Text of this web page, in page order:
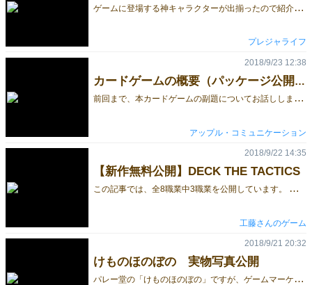
ゲ
ームに登場する神キャラクターが出揃ったので紹介します。 パラレルワールドの詳細情報はこちら ★岩の神 ヴァラフォス 全ての責任を回避する防御タイプ 頑なな意思（パーフェクトシールド） １ゲームに１度だけ、統治する世界の増加を無効にする。 この効果は、以下のときに発動できる。 ①自分が終焉の世界をめくったとき ②他のプレイヤーが幸福な世界をめくったとき ③他の神の特殊能力による効果を受けたとき ★傲慢の神 クスィパスメノス 攻守のバランスが良い防御＆迎撃タイプ 傲慢にも程がある（アルティメットアロガント） 1ゲームに１度だけ、左右どちらかの神に統治する世界を押し付けることができる。 この効果は、以下のときに発動できる。 ①自分が終焉の世界をめくったとき ②他のプレイヤーが幸福な世界をめくったとき ★無の神 ティポタ 統治責任を無に帰す回復タイプ 無の境地（ニルヴァーナ） １ゲームに１度だけ、以下により失われた世界統治可能数を回復する。 ①自分がめくった終焉の世界に紐付く平和な世界 ②他のプレイヤーがめくった幸福の世界に紐付く平和な世界 ②の効果は、他のプレイヤーも同様に影響を受けるため、他のプレイヤーも世界統治可能数が回復する。 この効果は、自分のターンの始めにのみ発動できる。 ★記憶の神 ムネーメ 事実を捻じ曲げる迎撃タイプ 記憶の改竄（リターン・ザ・ワールド） １ゲームに１度だけ、①自分のターンにおいて世界カードをめくり直す もしくは②他のプレイヤーに世界カードをめくり直させることができる。 始めにめくった世界カードは元の場所に伏せる。 また、効果の対象となった神のターンにおいて、戻した世界カードをめくることはできない。 --------------------------------------------------------------------------- 拡張vol.１ 新たなる邪神にて追加 ★無邪気の神 アソオス 犠牲を厭わない博打タイプ ルールとは無視するもの（イノセントワールド） １ゲームに１度だけ、3つの扉を犠牲トークンとして選択する。 その後、終焉の世界をめくったときに、犠牲トークンをめくる。 平和もしくは幸福な世界であれば、犠牲トークンが代わりに責任を負う。 終焉の世界であれば、残りの世界統治可能数に関係なく即敗北となる。 なお、この神が敗北したとき、未使用のトークンは場に戻る。 この効果は、自らのターンの始めにのみ使用できる。 ★艶美の神 オモルフィ 絶頂を狩る迎撃タイプ 幻煙風景（ゴッドハンター） １ゲームに１度だけ、他の神が発動した特殊能力の効果を阻止することができる。 また、発動を阻止した特殊能力を自らの能力として発動できる。 奪った特殊能力の発動タイミングは、その特殊能力の効果発動タイミングに依拠する。 ★双子の神 ズィズィミ 数の有利で殴り倒す防御＆攻撃タイプ 棣鄂之情（ワールドシェア） 自らのターンにおいて終焉の世界をめくったとき、もしくは、他の神が発動した特殊能力により責任を負うとき、 責任を負う世界統治数カウントは半分になる（割り切れない場合は切り捨て）。 他の神が幸福の世界をめくったときには適用されない。 この効果は、ゲーム終了まで永続する。 ★終焉の神 テロス ハマれば最恐最悪攻撃タイプ 神のみぞ知る世界（ゴッドオンリーノーズ） １ゲームに１度だけ、場に並ぶ全ての終焉の世界を自分の好きな位置に裏返して設置する。 他の神は、裏返した終焉の世界の位置を知ることはできない。 この効果は、自らのターンの始めにのみ発動できる。 ★光の神 フォス 賢く攻める偵察タイプ 深淵に差し込む光（シャイニングスコープ） 自らが宣言した数の世界を、他の神に知られることなく確認できる。 宣言した世界数を自らの世界統治数としてカウントする。 この効果は、自らのターンの始めに何度でも発動できる。 パラレルワールドの詳細情報はこちら ◇◆◇◆◇◆◇◆◇◆◇◆◇◆◇◆◇◆◇◆◇◆ 大人がハマるボードゲーム ～時間もお金も損したくないボードゲーマーへ～ ParallelWorld -パラレルワールド- 公式ホームページ ◆◇◆◇◆◇◆◇◆◇◆◇◆◇◆◇◆◇◆◇◆◇
プレジャライフ
カードゲームの概要（パッケージ公開）（ゲームマーケット2018秋★新作★出展作品『核心』）
前
回まで、本カードゲームの副題についてお話ししました。「核心」のカードゲームのコンセプトを理解して頂き、最大限にゲームが持つ効果を引き出すために、まだ読んでいない方は、是非ご一読下さい。 ※以下、リンクは「核心」公式ページのブログへ飛びます。 ①未知の「自分」に気付くカードゲーム ②本当の「他者」と出会うカードゲーム 今回は、これらを踏まえた上で、パッケージの裏面を公開します！！今までも、パッケージは載せていたのですが、裏面は文字が小さすぎて見えなかったと思いますので… 「核は、あなたの心にある。」という標題からも分かるように「核心」というのは、取り扱いを間違えると、爆発しかねない「核」でもあります。 こちらについては、コミュニケーションにおける「最重要事項」になりますので、また次回！説明致します。
2018/9/23 12:38
アップル・コミュニケーション
【新作無料公開】DECK THE TACTICS
こ
の記事では、全8職業中3職業を公開しています。 この記事の最後にある画像群を印刷すれば、2〜3人で遊ぶことができます。 ゲムマ2018秋に新作「DECK THE TACTICS」を出します。 本ゲームをおすすめできるユーザ 対人戦が好きな方 カードゲームが好きな方 シミュレーションRPGが好きな方 サンプルを公開しますので、ぜひ遊んでみてください。 この記事の最後にある画像群を印刷し、カードを切り取ったら遊べるようになっています。 切り取ったカードは、カードスリーブにいらないカードと一緒にいれると遊びやすくなります。必須ではありません。 友人と遊んだり、ゲーム会に持っていったりご自由にどうぞ。 ゲムマ参加しない方でもガンガン遊んでください。 #でくたく をつけて感想をつぶやいてくれると、とても喜びます。 予約フォームは、印刷所から印刷物があがってきて、販売できる状態になったら設置する予定です。 以下、試しに遊んで見るための画像群です。 ▼▼▼▼説明書▼▼▼▼ ▼▼▼▼職業カードとHPカード▼▼▼▼ ▼▼▼▼ボードとコマ▼▼▼▼ コマは小銭や、他ゲームのコマを流用してもプレイできます。 ▼▼▼▼剣闘士▼▼▼▼ ▼▼▼▼レンジャー▼▼▼▼ ▼▼▼▼パラディン▼▼▼▼
2018/9/22 14:35
工藤さんのゲーム
けものほのぼの 実物写真公開
パ
レー堂の「けものほのぼの」ですが、ゲームマーケット前にできる限りの情報を公開していきたいと思います。時間が限られる中で来ていただいたのに「思ってたのと違う！」とがっかりする人がでては申し訳ないので。 今回は前回お伝えしていなかった「ゲームの内容物の紹介」と「実物の写真の公開」をします。 ゲームの内容物は以下の3つです。 ・カード18枚 ・説明書1枚（B5サイズ） ・箱 ちなみに説明書はツイッターにて画像配布をおこないます。失くしても安心ですね。 次に実物写真の公開です。 やる気は使うとなくなります。 おわり
2018/9/21 20:32